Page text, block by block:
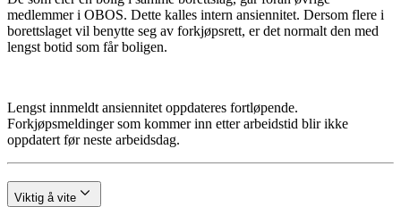
medlemmer i OBOS. Dette kalles intern ansiennitet. Dersom flere i
borettslaget vil benytte seg av forkjøpsrett, er det normalt den med
lengst botid som får boligen.
Lengst innmeldt ansiennitet oppdateres fortløpende.
Forkjøpsmeldinger som kommer inn etter arbeidstid blir ikke
oppdatert før neste arbeidsdag.
Viktig å vite